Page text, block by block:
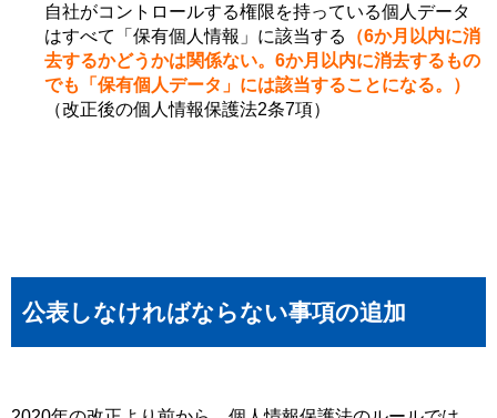
自社がコントロールする権限を持っている個人データ
はすべて「保有個人情報」に該当する
（6か月以内に消
去するかどうかは関係ない。6か月以内に消去するもの
でも「保有個人データ」には該当することになる。）
（改正後の個人情報保護法2条7項）
公表しなければならない事項の追加